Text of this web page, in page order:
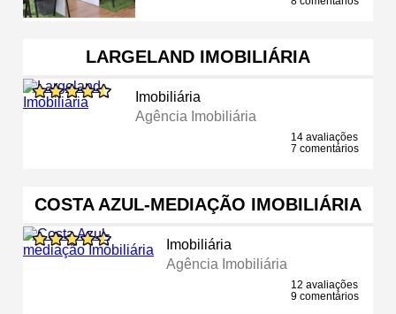
LARGELAND IMOBILIÁRIA
Imobiliária
Agência Imobiliária
14 avaliações
7 comentários
COSTA AZUL-MEDIAÇÃO IMOBILIÁRIA
Imobiliária
Agência Imobiliária
12 avaliações
9 comentários